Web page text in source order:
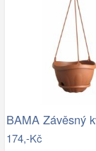
174,-Kč